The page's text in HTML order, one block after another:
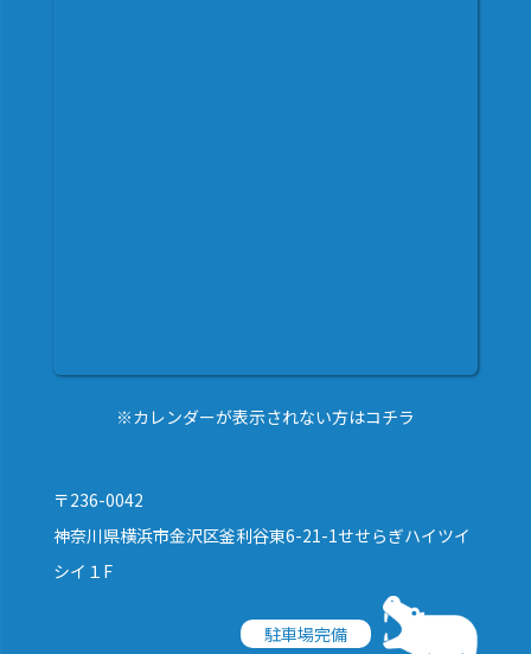
※カレンダーが表示されない方はコチラ
〒236-0042
神奈川県横浜市金沢区釜利谷東6-21-1せせらぎハイツイ
シイ１F
駐車場完備